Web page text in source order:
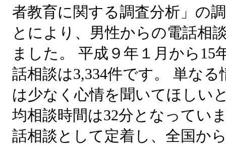
者教育に関する調査分析」の
とにより、男性からの電話相
ました。 平成９年１月から15
話相談は3,334件です。 単な
は少なく心情を聞いてほしい
均相談時間は32分となってい
話相談として定着し、全国か